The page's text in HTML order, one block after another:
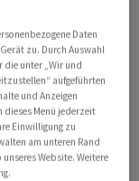
sind seit der
Pierin Vincenz
von 3
Aduno-
Im
anderem
Daten
zu. Durch Auswahl
die unter „Wir und
aufgeführten
und Anzeigen
dieses Menü jederzeit
Einwilligung zu
am unteren Rand
Website. Weitere